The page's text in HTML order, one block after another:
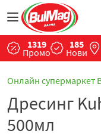
1319
Промо
185
Нови
Онлайн супермаркет
Дресинг
500мл